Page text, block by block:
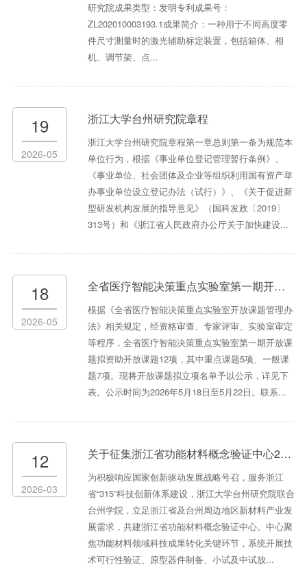
研究院成果类型：发明专利成果号：
ZL202010003193.1成果简介：一种用于不同高度零
件尺寸测量时的激光辅助标定装置，包括箱体、相
机、调节架、点...
19
2026-05
浙江大学台州研究院章程
浙江大学台州研究院章程第一章总则第一条为规范本
单位行为，根据《事业单位登记管理暂行条例》、
《事业单位、社会团体及企业等组织利用国有资产举
办事业单位设立登记办法（试行）》、《关于促进新
型研发机构发展的指导意见》（国科发政〔2019〕
313号）和《浙江省人民政府办公厅关于加快建设...
18
2026-05
全省医疗智能决策重点实验室第一期开放课题拟立项公示通知
根据《全省医疗智能决策重点实验室开放课题管理办
法》相关规定，经资格审查、专家评审、实验室审定
等程序，全省医疗智能决策重点实验室第一期开放课
题拟资助开放课题12项，其中重点课题5项、一般课
题7项。现将开放课题拟立项名单予以公示，详见下
表。公示时间为2026年5月18日至5月22日。联系...
12
2026-03
关于征集浙江省功能材料概念验证中心2026年第一期概念验证项目的通知
为积极响应国家创新驱动发展战略号召，服务浙江
省“315”科技创新体系建设，浙江大学台州研究院联合
台州学院，立足浙江省及台州周边地区新材料产业发
展需求，共建浙江省功能材料概念验证中心。中心聚
焦功能材料领域科技成果转化关键环节，系统开展技
术可行性验证、原型器件制备、小试及中试放...